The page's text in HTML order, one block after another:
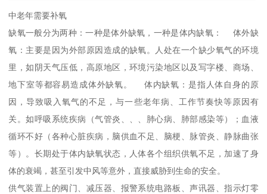
中老年需要补氧
缺氧一般分为两种：一种是体外缺氧，一种是体内缺氧： 体外缺
氧：主要是因为外部原因造成的缺氧。人处在一个缺少氧气的环境
里，如阴天气压低，高原地区，环境污染地区以及写字楼、商场、
地下室等都容易造成体外缺氧。 体内缺氧：是指人体自身的原
因，导致吸入氧气的不足，与一些老年病、工作节奏快等原因有
关。如呼吸系统疾病（气管炎、、、肺心病、肺部感染等）；血液
循环不好（各种心脏疾病，脑供血不足、脑梗、脉管炎、静脉曲张
等）。长期处于体内缺氧状态，人体各个组织供氧不足，加速了身
体的衰竭，甚至引发中风等意外，直接威胁到生命的安全。
供气装置上的阀门、减压器、报警系统电路板、声讯器、指示灯零